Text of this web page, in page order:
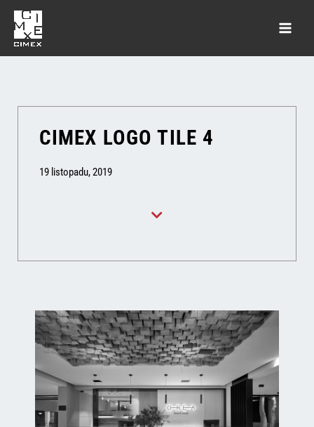
CIMEX LOGO TILE 4
19 listopadu, 2019